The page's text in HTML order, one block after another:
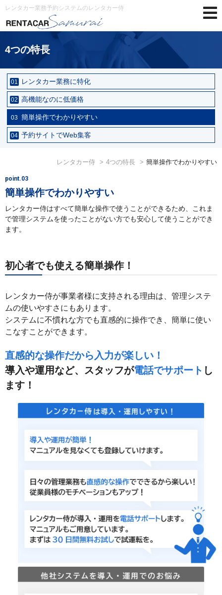
レンタカー業務予約システムのレンタカー侍
4つの特長
01 レンタカー業務に特化
02 高機能なのに低価格
03 簡単操作でわかりやすい
04 予約サイトでWeb集客
レンタカー侍 4つの特長 簡単操作でわかりやすい
point.03
簡単操作でわかりやすい
レンタカー侍はすべて簡単な操作で使うことができるため、
これま
で管理システムを使ったことがない方でも安心して使うことができ
ます。
初心者でも使える簡単操作！
レンタカー侍が事業者様に支持される理由は、管理システ
ムの使いやすさにもあります。
システムに不慣れな方でも直感的に操作でき、簡単に使い
こなすことができます。
直感的な操作だから入力が楽しい！
導入や運用など、スタッフが電話でサポート し
ます！